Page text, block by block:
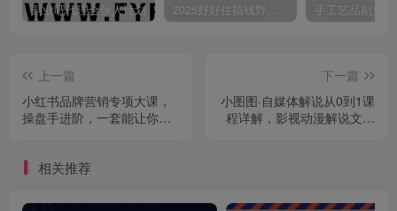
副业吧代理合伙人计划
上一篇
小红书品牌营销专项大课，
操盘手进阶，一套能让你提
下一篇
小图图·自媒体解说从0到1课
程详解，影视动漫解说文案
相关推荐